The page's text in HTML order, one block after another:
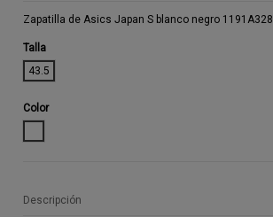
Zapatilla de Asics Japan S blanco negro 1191A328
Talla
43.5
Color
Descripción